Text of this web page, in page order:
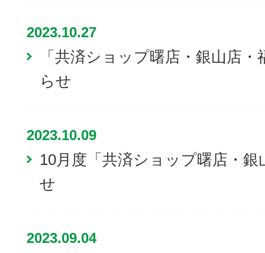
2023.10.27
「共済ショップ曙店・銀山店
らせ
2023.10.09
10月度「共済ショップ曙店・
せ
2023.09.04